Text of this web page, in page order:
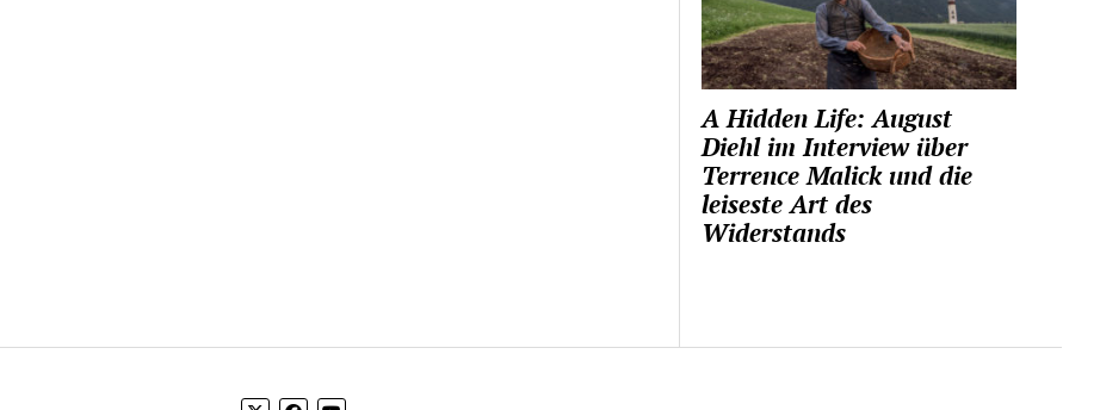
A Hidden Life: August
Diehl im Interview über
Terrence Malick und die
leiseste Art des
Widerstands